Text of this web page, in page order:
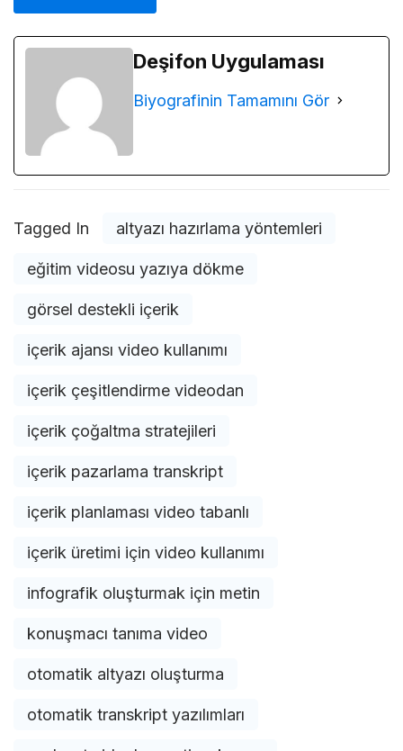
Deşifon Uygulaması
Biyografinin Tamamını Gör
Tagged In altyazı hazırlama yöntemleri
eğitim videosu yazıya dökme
görsel destekli içerik
içerik ajansı video kullanımı
içerik çeşitlendirme videodan
içerik çoğaltma stratejileri
içerik pazarlama transkript
içerik planlaması video tabanlı
içerik üretimi için video kullanımı
infografik oluşturmak için metin
konuşmacı tanıma video
otomatik altyazı oluşturma
otomatik transkript yazılımları